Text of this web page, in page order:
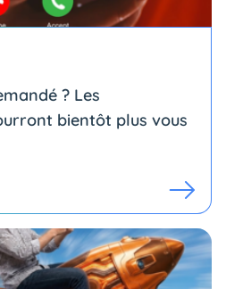
? Les
bientôt plus vous